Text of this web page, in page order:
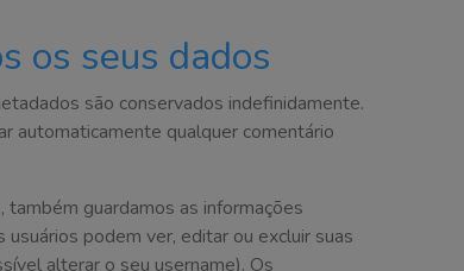
os seus dados
são conservados indefinidamente.
automaticamente qualquer comentário
guardamos as informações
podem ver, editar ou excluir suas
alterar o seu username). Os